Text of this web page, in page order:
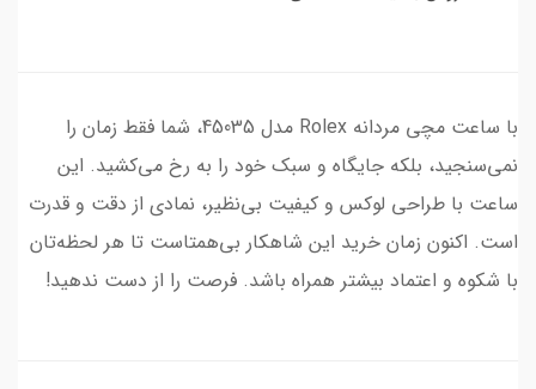
با ساعت مچی مردانه Rolex مدل 45035، شما فقط زمان را
نمی‌سنجید، بلکه جایگاه و سبک خود را به رخ می‌کشید. این
ساعت با طراحی لوکس و کیفیت بی‌نظیر، نمادی از دقت و قدرت
است. اکنون زمان خرید این شاهکار بی‌همتاست تا هر لحظه‌تان
با شکوه و اعتماد بیشتر همراه باشد. فرصت را از دست ندهید!